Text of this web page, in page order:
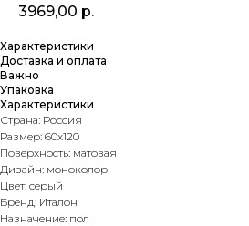
3969,00 р.
Характеристики
Доставка и оплата
Важно
Упаковка
Характеристики
Страна: Россия
Размер: 60х120
Поверхность: матовая
Дизайн: моноколор
Цвет: серый
Бренд: Италон
Назначение: пол